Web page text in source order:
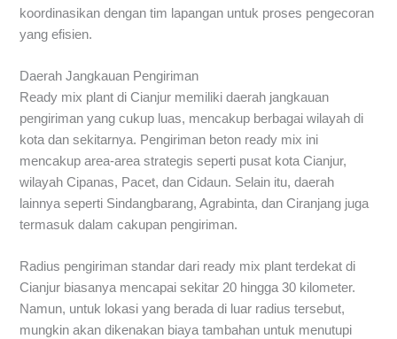
koordinasikan dengan tim lapangan untuk proses pengecoran
yang efisien.
Daerah Jangkauan Pengiriman
Ready mix plant di Cianjur memiliki daerah jangkauan
pengiriman yang cukup luas, mencakup berbagai wilayah di
kota dan sekitarnya. Pengiriman beton ready mix ini
mencakup area-area strategis seperti pusat kota Cianjur,
wilayah Cipanas, Pacet, dan Cidaun. Selain itu, daerah
lainnya seperti Sindangbarang, Agrabinta, dan Ciranjang juga
termasuk dalam cakupan pengiriman.
Radius pengiriman standar dari ready mix plant terdekat di
Cianjur biasanya mencapai sekitar 20 hingga 30 kilometer.
Namun, untuk lokasi yang berada di luar radius tersebut,
mungkin akan dikenakan biaya tambahan untuk menutupi